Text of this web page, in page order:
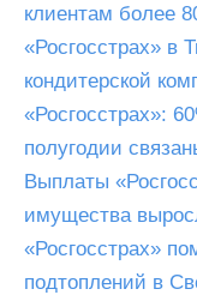
клиентам более
«Росгосстрах» в
кондитерской
«Росгосстрах»:
полугодии
Выплаты
имущества
«Росгосстрах»
подтоплений в